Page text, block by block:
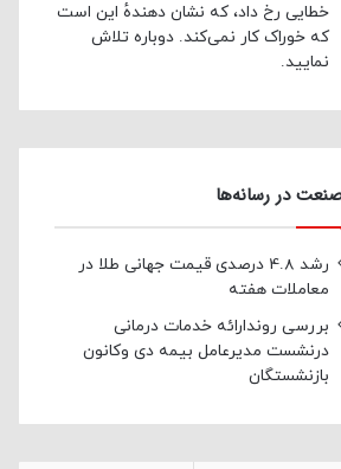
خطایی رخ داد، که نشان دهندهٔ این است
که خوراک کار نمی‌کند. دوباره تلاش
نمایید.
در رسانه‌ها
رشد 4.8 درصدی قیمت جهانی طلا در
معاملات هفته
بررسی روندارائه خدمات درمانی
درنشست مدیرعامل بیمه دی وکانون
بازنشستگان